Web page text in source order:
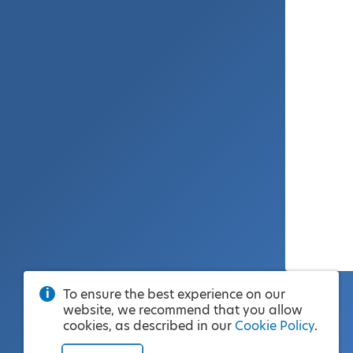
To ensure the best experience on our
website, we recommend that you allow
cookies, as described in our Cookie Policy.